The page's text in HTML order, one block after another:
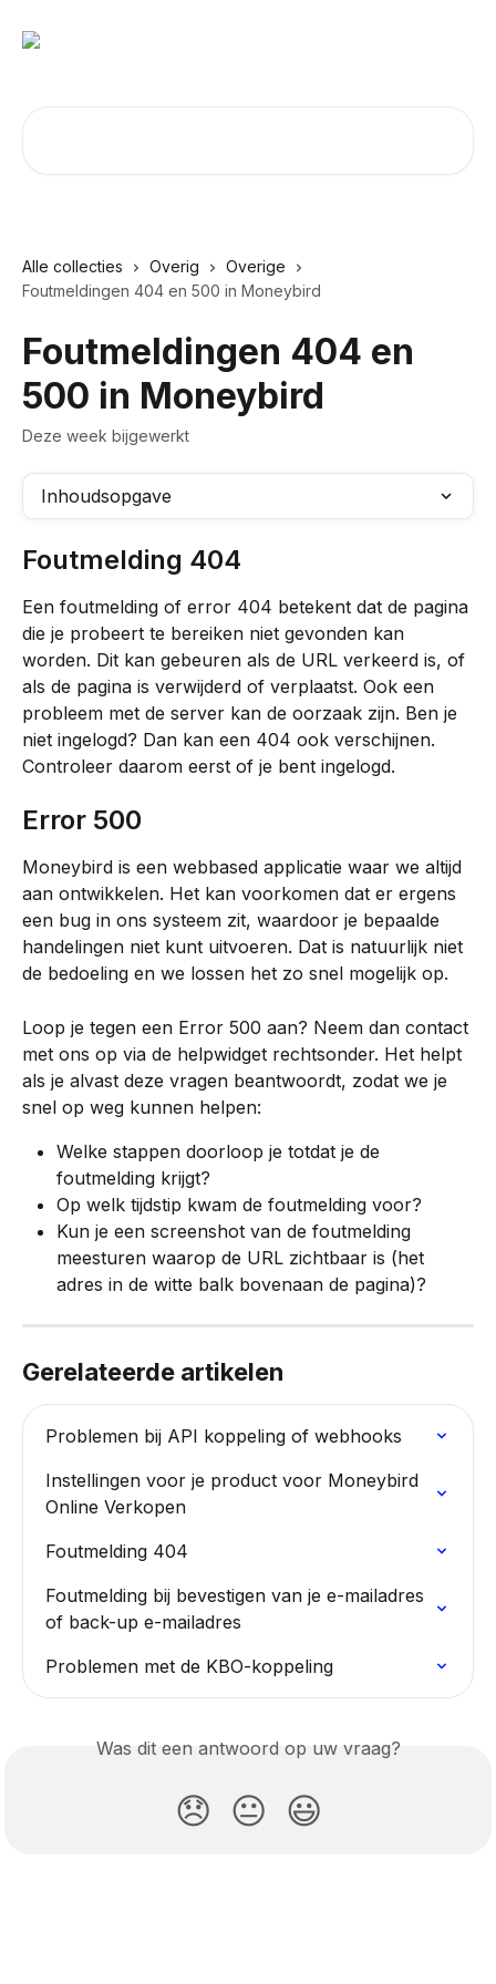
Alle collecties Overig
Overige
Foutmeldingen 404 en 500 in Moneybird
Foutmeldingen 404 en
500 in Moneybird
Deze week bijgewerkt
Inhoudsopgave
Foutmelding 404
Een foutmelding of error 404 betekent dat de pagina
die je probeert te bereiken niet gevonden kan
worden. Dit kan gebeuren als de URL verkeerd is, of
als de pagina is verwijderd of verplaatst. Ook een
probleem met de server kan de oorzaak zijn. Ben je
niet ingelogd? Dan kan een 404 ook verschijnen.
Controleer daarom eerst of je bent ingelogd.
Error 500
Moneybird is een webbased applicatie waar we altijd
aan ontwikkelen. Het kan voorkomen dat er ergens
een bug in ons systeem zit, waardoor je bepaalde
handelingen niet kunt uitvoeren. Dat is natuurlijk niet
de bedoeling en we lossen het zo snel mogelijk op.
Loop je tegen een Error 500 aan? Neem dan contact
met ons op via de helpwidget rechtsonder. Het helpt
als je alvast deze vragen beantwoordt, zodat we je
snel op weg kunnen helpen:
Welke stappen doorloop je totdat je de
foutmelding krijgt?
Op welk tijdstip kwam de foutmelding voor?
Kun je een screenshot van de foutmelding
meesturen waarop de URL zichtbaar is (het
adres in de witte balk bovenaan de pagina)?
Gerelateerde artikelen
Problemen bij API koppeling of webhooks
Instellingen voor je product voor Moneybird
Online Verkopen
Foutmelding 404
Foutmelding bij bevestigen van je e-mailadres
of back-up e-mailadres
Problemen met de KBO-koppeling
Was dit een antwoord op uw vraag?
😞 😐 😃